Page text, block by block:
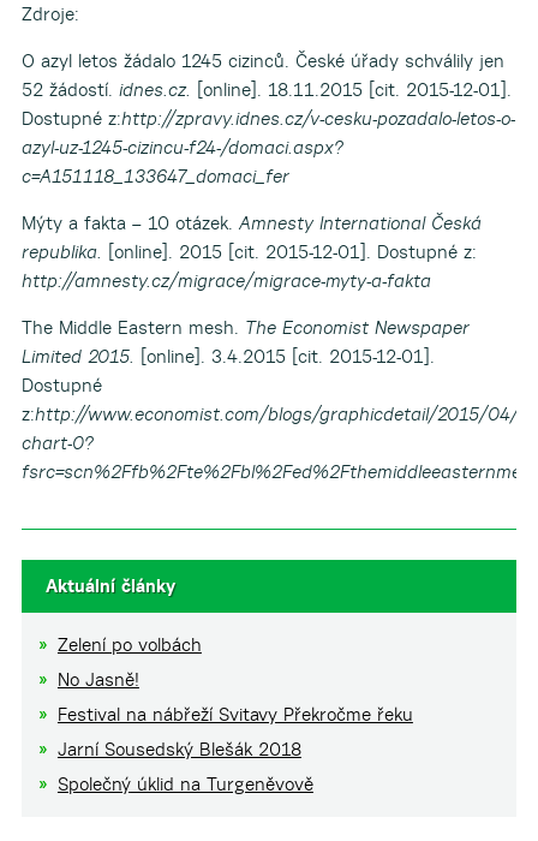
Zdroje:
O azyl letos žádalo 1245 cizinců. České úřady schválily jen
52 žádostí. idnes.cz. [online]. 18.11.2015 [cit. 2015-12-01].
Dostupné z:http://zpravy.idnes.cz/v-cesku-pozadalo-letos-o-
azyl-uz-1245-cizincu-f24-/domaci.aspx?
c=A151118_133647_domaci_fer
Mýty a fakta – 10 otázek. Amnesty International Česká
republika. [online]. 2015 [cit. 2015-12-01]. Dostupné z:
http://amnesty.cz/migrace/migrace-myty-a-fakta
The Middle Eastern mesh. The Economist Newspaper
Limited 2015. [online]. 3.4.2015 [cit. 2015-12-01].
Dostupné
z:http://www.economist.com/blogs/graphicdetail/2015/04/
chart-0?
Aktuální články
Zelení po volbách
No Jasně!
Festival na nábřeží Svitavy Překročme řeku
Jarní Sousedský Blešák 2018
Společný úklid na Turgeněvově